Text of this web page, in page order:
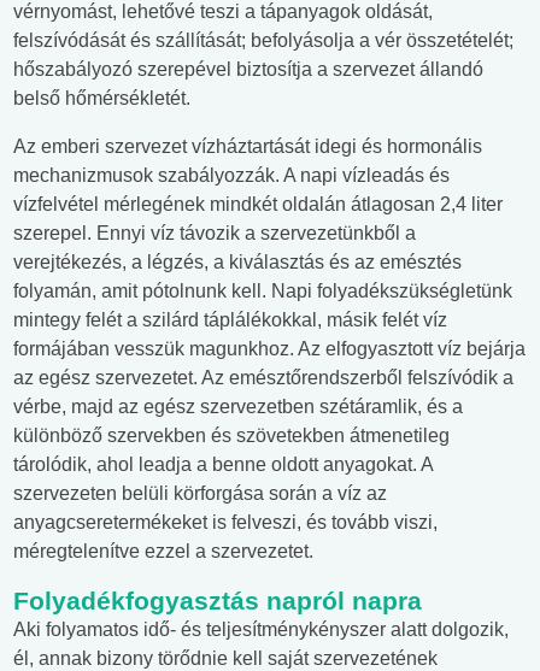
vérnyomást, lehetővé teszi a tápanyagok oldását,
felszívódását és szállítását; befolyásolja a vér összetételét;
hőszabályozó szerepével biztosítja a szervezet állandó
belső hőmérsékletét.
Az emberi szervezet vízháztartását idegi és hormonális
mechanizmusok szabályozzák. A napi vízleadás és
vízfelvétel mérlegének mindkét oldalán átlagosan 2,4 liter
szerepel. Ennyi víz távozik a szervezetünkből a
verejtékezés, a légzés, a kiválasztás és az emésztés
folyamán, amit pótolnunk kell. Napi folyadékszükségletünk
mintegy felét a szilárd táplálékokkal, másik felét víz
formájában vesszük magunkhoz. Az elfogyasztott víz bejárja
az egész szervezetet. Az emésztőrendszerből felszívódik a
vérbe, majd az egész szervezetben szétáramlik, és a
különböző szervekben és szövetekben átmenetileg
tárolódik, ahol leadja a benne oldott anyagokat. A
szervezeten belüli körforgása során a víz az
anyagcseretermékeket is felveszi, és tovább viszi,
méregtelenítve ezzel a szervezetet.
Folyadékfogyasztás napról napra
Aki folyamatos idő- és teljesítménykényszer alatt dolgozik,
él, annak bizony törődnie kell saját szervezetének